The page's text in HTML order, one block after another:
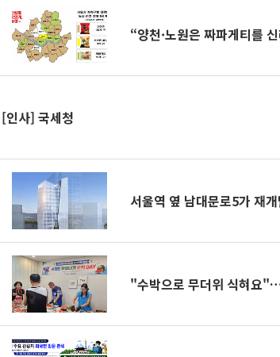
“양천·노원은 짜파게티를
[인사] 국세청
서울역 옆 남대문로5가 재
"수박으로 무더위 식혀요